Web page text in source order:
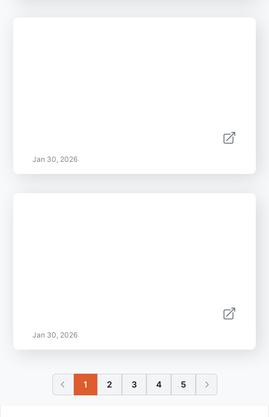
Jan 30, 2026
Jan 30, 2026
1 2 3 4 5